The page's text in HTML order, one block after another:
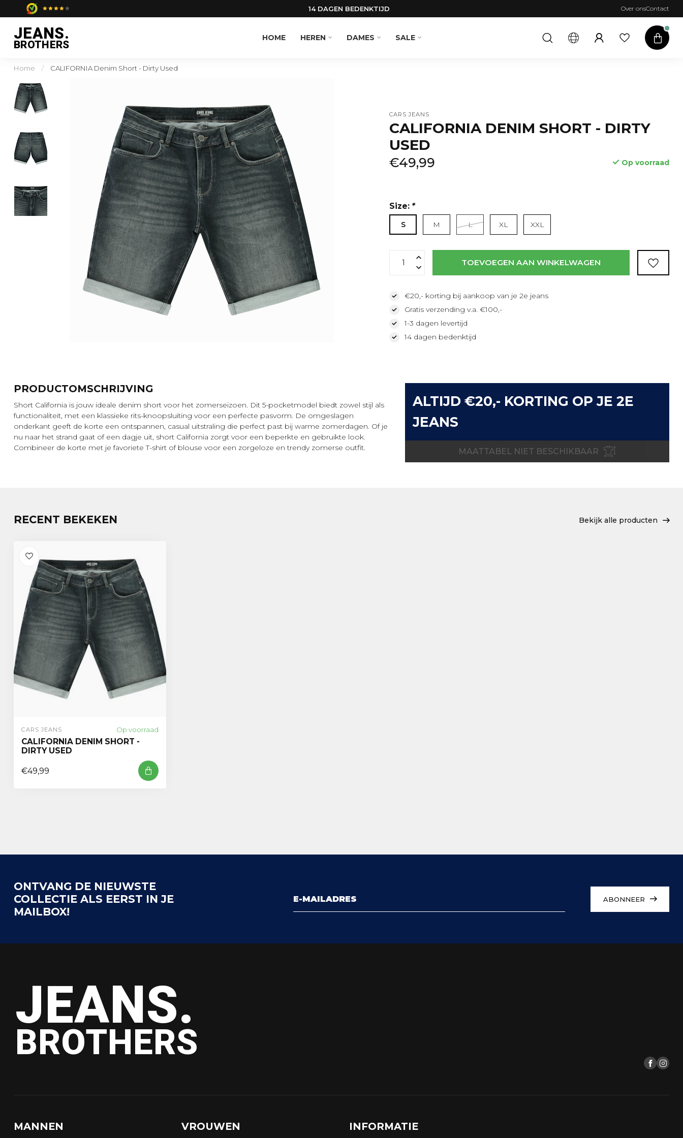
14 DAGEN BEDENKTIJD Over onsContact
JEANS.
BROTHERS HOME HEREN DAMES SALE
Home / CALIFORNIA Denim Short - Dirty Used
CARS JEANS
CALIFORNIA DENIM SHORT - DIRTY
USED
€49,99 Op voorraad
Lees meer
Size: *
S M L XL XXL
TOEVOEGEN AAN WINKELWAGEN
€20,- korting bij aankoop van je 2e jeans
Gratis verzending v.a. €100,-
1-3 dagen levertijd
14 dagen bedenktijd
PRODUCTOMSCHRIJVING
Short California is jouw ideale denim short voor het zomerseizoen. Dit 5-pocketmodel biedt zowel stijl als
functionaliteit, met een klassieke rits-knoopsluiting voor een perfecte pasvorm. De omgeslagen
onderkant geeft de korte een ontspannen, casual uitstraling die perfect past bij warme zomerdagen. Of je
nu naar het strand gaat of een dagje uit, short California zorgt voor een beperkte en gebruikte look.
Combineer de korte met je favoriete T-shirt of blouse voor een zorgeloze en trendy zomerse outfit.
ALTIJD €20,- KORTING OP JE 2E
JEANS
MAATTABEL NIET BESCHIKBAAR
RECENT BEKEKEN Bekijk alle producten
CARS JEANS Op voorraad
CALIFORNIA DENIM SHORT -
DIRTY USED
€49,99
ONTVANG DE NIEUWSTE
COLLECTIE ALS EERST IN JE
MAILBOX!
ABONNEER
JEANS.
BROTHERS
MANNEN VROUWEN INFORMATIE